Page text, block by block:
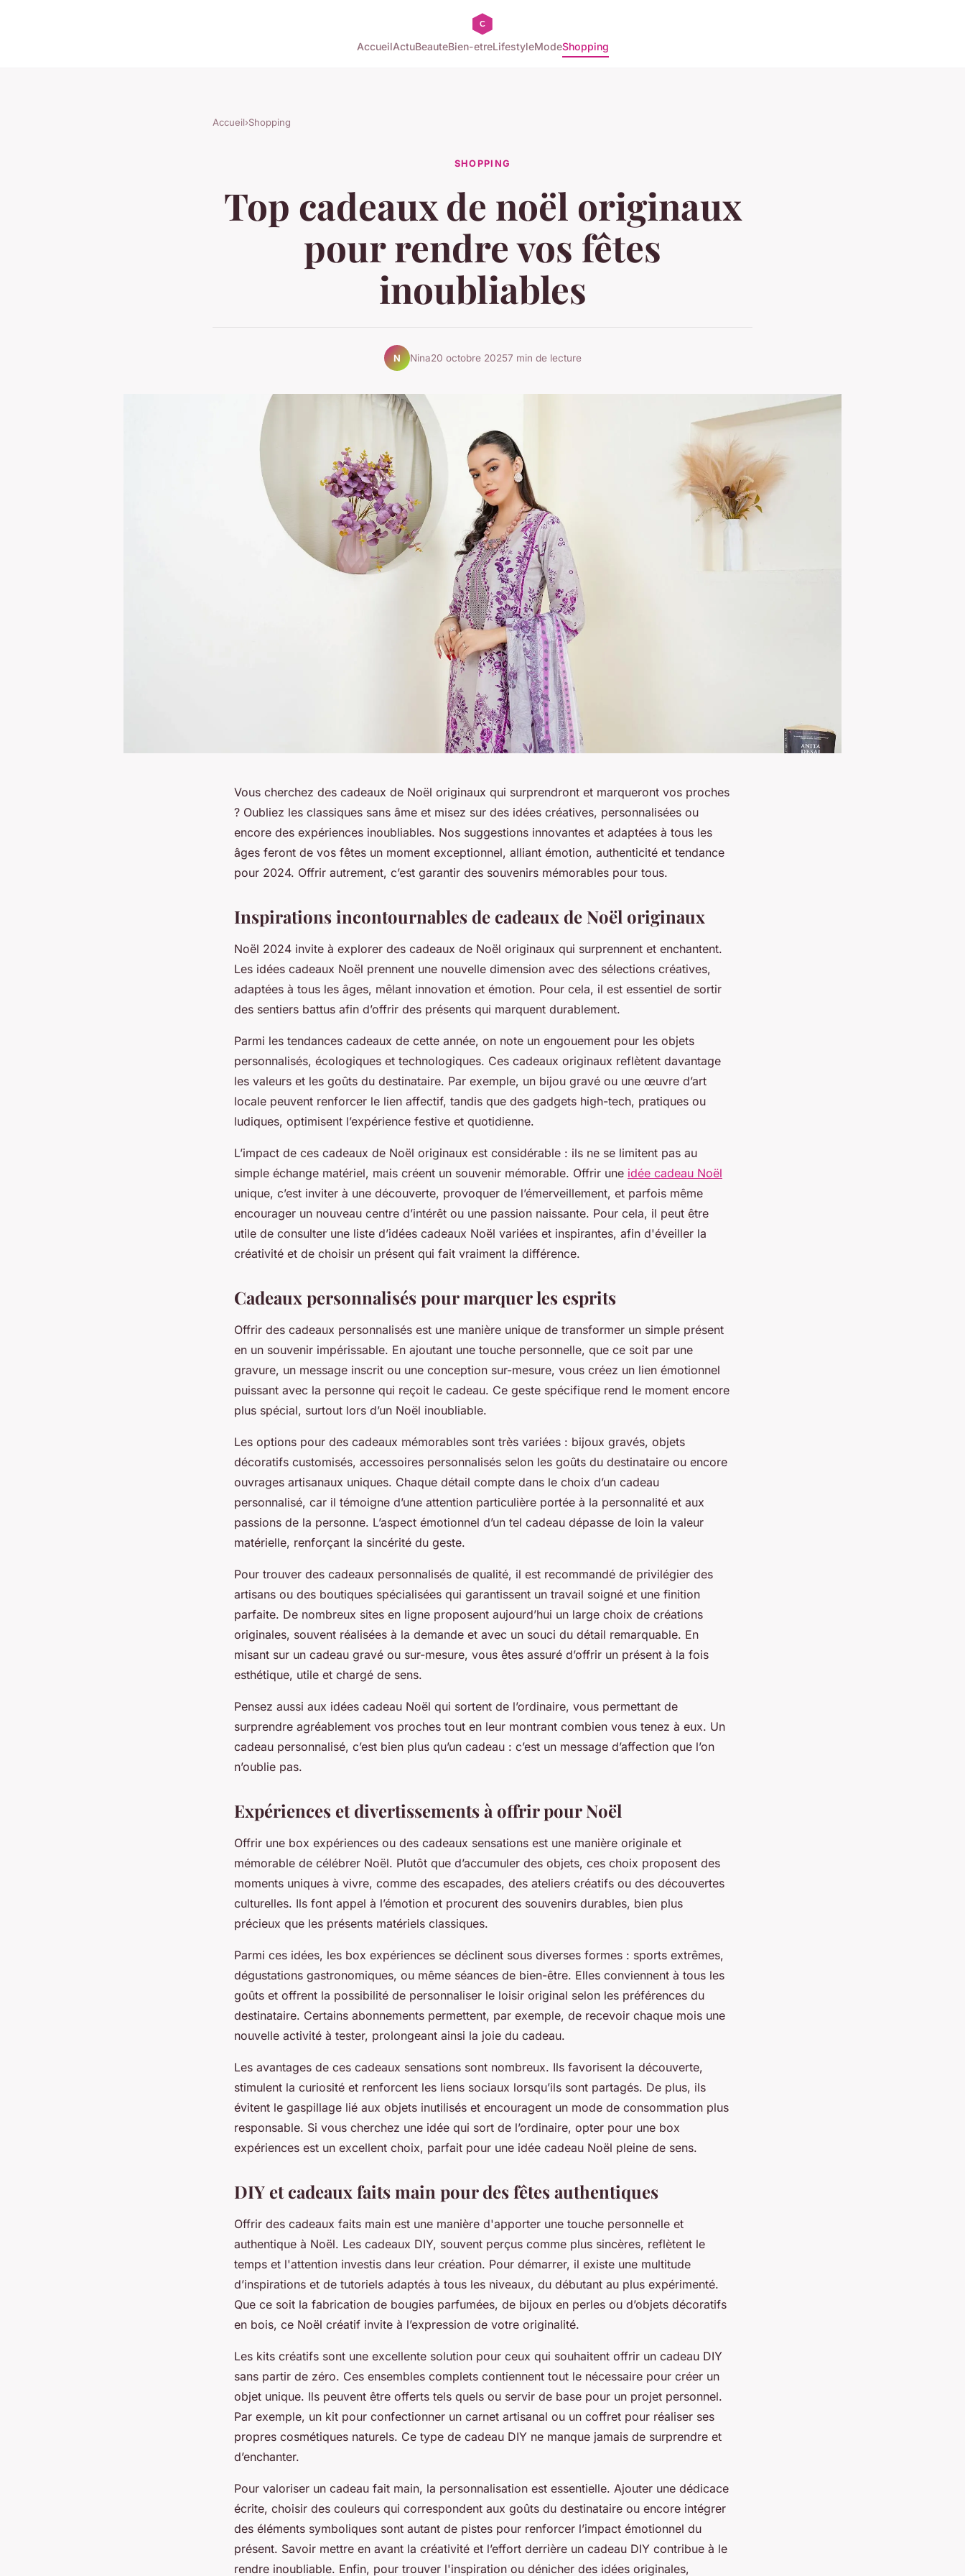
AccueilActuBeauteBien-etreLifestyleModeShopping
Accueil›Shopping
SHOPPING
Top cadeaux de noël originaux
pour rendre vos fêtes
inoubliables
N Nina20 octobre 20257 min de lecture
Vous cherchez des cadeaux de Noël originaux qui surprendront et marqueront vos proches
? Oubliez les classiques sans âme et misez sur des idées créatives, personnalisées ou
encore des expériences inoubliables. Nos suggestions innovantes et adaptées à tous les
âges feront de vos fêtes un moment exceptionnel, alliant émotion, authenticité et tendance
pour 2024. Offrir autrement, c’est garantir des souvenirs mémorables pour tous.
Inspirations incontournables de cadeaux de Noël originaux
Noël 2024 invite à explorer des cadeaux de Noël originaux qui surprennent et enchantent.
Les idées cadeaux Noël prennent une nouvelle dimension avec des sélections créatives,
adaptées à tous les âges, mêlant innovation et émotion. Pour cela, il est essentiel de sortir
des sentiers battus afin d’offrir des présents qui marquent durablement.
Parmi les tendances cadeaux de cette année, on note un engouement pour les objets
personnalisés, écologiques et technologiques. Ces cadeaux originaux reflètent davantage
les valeurs et les goûts du destinataire. Par exemple, un bijou gravé ou une œuvre d’art
locale peuvent renforcer le lien affectif, tandis que des gadgets high-tech, pratiques ou
ludiques, optimisent l’expérience festive et quotidienne.
L’impact de ces cadeaux de Noël originaux est considérable : ils ne se limitent pas au
simple échange matériel, mais créent un souvenir mémorable. Offrir une idée cadeau Noël
unique, c’est inviter à une découverte, provoquer de l’émerveillement, et parfois même
encourager un nouveau centre d’intérêt ou une passion naissante. Pour cela, il peut être
utile de consulter une liste d’idées cadeaux Noël variées et inspirantes, afin d'éveiller la
créativité et de choisir un présent qui fait vraiment la différence.
Cadeaux personnalisés pour marquer les esprits
Offrir des cadeaux personnalisés est une manière unique de transformer un simple présent
en un souvenir impérissable. En ajoutant une touche personnelle, que ce soit par une
gravure, un message inscrit ou une conception sur-mesure, vous créez un lien émotionnel
puissant avec la personne qui reçoit le cadeau. Ce geste spécifique rend le moment encore
plus spécial, surtout lors d’un Noël inoubliable.
Les options pour des cadeaux mémorables sont très variées : bijoux gravés, objets
décoratifs customisés, accessoires personnalisés selon les goûts du destinataire ou encore
ouvrages artisanaux uniques. Chaque détail compte dans le choix d’un cadeau
personnalisé, car il témoigne d’une attention particulière portée à la personnalité et aux
passions de la personne. L’aspect émotionnel d’un tel cadeau dépasse de loin la valeur
matérielle, renforçant la sincérité du geste.
Pour trouver des cadeaux personnalisés de qualité, il est recommandé de privilégier des
artisans ou des boutiques spécialisées qui garantissent un travail soigné et une finition
parfaite. De nombreux sites en ligne proposent aujourd’hui un large choix de créations
originales, souvent réalisées à la demande et avec un souci du détail remarquable. En
misant sur un cadeau gravé ou sur-mesure, vous êtes assuré d’offrir un présent à la fois
esthétique, utile et chargé de sens.
Pensez aussi aux idées cadeau Noël qui sortent de l’ordinaire, vous permettant de
surprendre agréablement vos proches tout en leur montrant combien vous tenez à eux. Un
cadeau personnalisé, c’est bien plus qu’un cadeau : c’est un message d’affection que l’on
n’oublie pas.
Expériences et divertissements à offrir pour Noël
Offrir une box expériences ou des cadeaux sensations est une manière originale et
mémorable de célébrer Noël. Plutôt que d’accumuler des objets, ces choix proposent des
moments uniques à vivre, comme des escapades, des ateliers créatifs ou des découvertes
culturelles. Ils font appel à l’émotion et procurent des souvenirs durables, bien plus
précieux que les présents matériels classiques.
Parmi ces idées, les box expériences se déclinent sous diverses formes : sports extrêmes,
dégustations gastronomiques, ou même séances de bien-être. Elles conviennent à tous les
goûts et offrent la possibilité de personnaliser le loisir original selon les préférences du
destinataire. Certains abonnements permettent, par exemple, de recevoir chaque mois une
nouvelle activité à tester, prolongeant ainsi la joie du cadeau.
Les avantages de ces cadeaux sensations sont nombreux. Ils favorisent la découverte,
stimulent la curiosité et renforcent les liens sociaux lorsqu’ils sont partagés. De plus, ils
évitent le gaspillage lié aux objets inutilisés et encouragent un mode de consommation plus
responsable. Si vous cherchez une idée qui sort de l’ordinaire, opter pour une box
expériences est un excellent choix, parfait pour une idée cadeau Noël pleine de sens.
DIY et cadeaux faits main pour des fêtes authentiques
Offrir des cadeaux faits main est une manière d'apporter une touche personnelle et
authentique à Noël. Les cadeaux DIY, souvent perçus comme plus sincères, reflètent le
temps et l'attention investis dans leur création. Pour démarrer, il existe une multitude
d’inspirations et de tutoriels adaptés à tous les niveaux, du débutant au plus expérimenté.
Que ce soit la fabrication de bougies parfumées, de bijoux en perles ou d’objets décoratifs
en bois, ce Noël créatif invite à l’expression de votre originalité.
Les kits créatifs sont une excellente solution pour ceux qui souhaitent offrir un cadeau DIY
sans partir de zéro. Ces ensembles complets contiennent tout le nécessaire pour créer un
objet unique. Ils peuvent être offerts tels quels ou servir de base pour un projet personnel.
Par exemple, un kit pour confectionner un carnet artisanal ou un coffret pour réaliser ses
propres cosmétiques naturels. Ce type de cadeau DIY ne manque jamais de surprendre et
d’enchanter.
Pour valoriser un cadeau fait main, la personnalisation est essentielle. Ajouter une dédicace
écrite, choisir des couleurs qui correspondent aux goûts du destinataire ou encore intégrer
des éléments symboliques sont autant de pistes pour renforcer l’impact émotionnel du
présent. Savoir mettre en avant la créativité et l’effort derrière un cadeau DIY contribue à le
rendre inoubliable. Enfin, pour trouver l'inspiration ou dénicher des idées originales,